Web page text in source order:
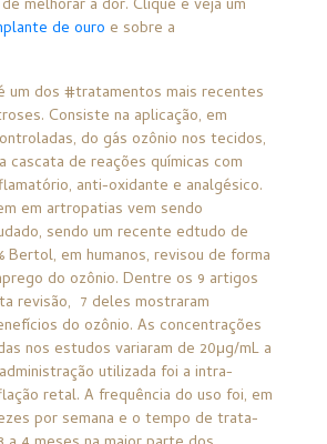
melhorar a dor. Clique e veja um
de ouro e sobre a
um dos #tratamentos mais recentes
Consiste na aplicação, em
do gás ozônio nos tecidos,
cascata de reações químicas com
anti-oxidante e analgésico.
em artropatias vem sendo
sendo um recente edtudo de
Bertol, em humanos, revisou de forma
do ozônio. Dentre os 9 artigos
revisão, 7 deles mostraram
do ozônio. As concentrações
nos estudos variaram de 20μg/mL a
utilizada foi a intra-
retal. A frequência do uso foi, em
por semana e o tempo de trata-